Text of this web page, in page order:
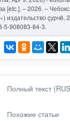
[etc.]. – 2026. –
издательство çурчě,
5-908083-84-3.
Полный текст
Похожие статьи